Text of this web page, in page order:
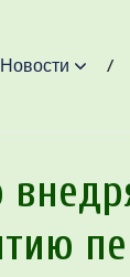
Новости